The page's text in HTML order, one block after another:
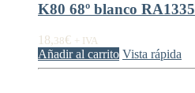
K80 68º blanco RA1335
18,38€ + IVA
Añadir al carrito Vista rápida